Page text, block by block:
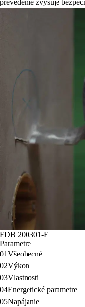
prevedenie zvyšuje
FDB 200301-E
Parametre
01Všeobecné
02Výkon
03Vlastnosti
04Energetické parametre
05Napájanie